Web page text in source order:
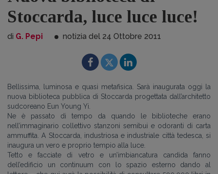
Stoccarda, luce luce luce!
di G. Pepi notizia del 24 Ottobre 2011
Bellissima, luminosa e quasi metafisica. Sarà inaugurata oggi la
nuova biblioteca pubblica di Stoccarda progettata dall’architetto
sudcoreano Eun Young Yi.
Ne è passato di tempo da quando le biblioteche erano
nell’immaginario collettivo stanzoni semibui e odoranti di carta
ammuffita. A Stoccarda, industriosa e industriale città tedesca, si
inaugura un vero e proprio tempio alla luce.
Tetto e facciate di vetro e un’imbiancatura candida fanno
dell’edificio un continuum con lo spazio esterno dando al